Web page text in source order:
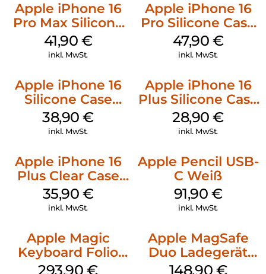
Apple iPhone 16
Pro Max Silicone
Case MagSafe
Ultramarine
41,90 €
inkl. MwSt.
Apple iPhone 16
Pro Silicone Case
MagSafe Denim
47,90 €
inkl. MwSt.
Apple iPhone 16
Silicone Case
MagSafe
Ultramarine
38,90€
inkl. MwSt.
Apple iPhone 16
Plus Silicone Case
MagSafe Black
28,90€
inkl. MwSt.
Apple iPhone 16
Plus Clear Case
MagSafe
Transparent
35,90 €
inkl. MwSt.
Apple Pencil USB-
C Weiß
91,90 €
inkl. MwSt.
Apple Magic
Keyboard Folio
iPad 10.9″ (10.Gen.)
293,90€
Apple MagSafe
Duo Ladegerät
Weiß
148,90 €